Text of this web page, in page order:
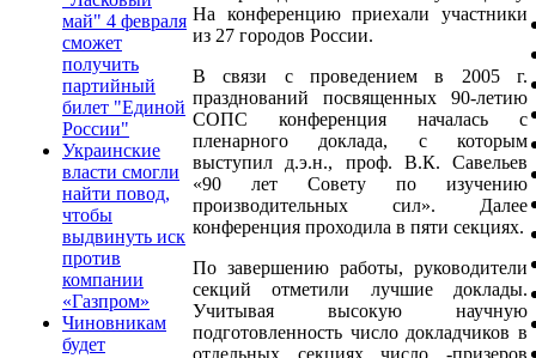
май" 4 февраля
сможет
получить
партийный
билет "Единой
России"
Украинские
власти смогли
найти повод,
чтобы
выдвинуть иск
против
компании
«Газпром»
Чиновникам
будет
На конференцию приехали участники
из 27 городов России.
В связи с проведением в 2005 г.
празднований посвященных 90-летию
СОПС конференция началась с
пленарного доклада, с которым
выступил д.э.н., проф. В.К. Савельев
«90 лет Совету по изучению
производительных сил». Далее
конференция проходила в пяти секциях.
По завершению работы, руководители
секций отметили лучшие доклады.
Учитывая высокую научную
подготовленность число докладчиков в
отдельных секциях число -призеров